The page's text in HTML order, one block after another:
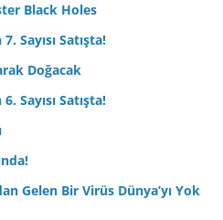
Black Holes
Sayısı Satışta!
Doğacak
Sayısı Satışta!
Gelen Bir Virüs Dünya’yı Yok